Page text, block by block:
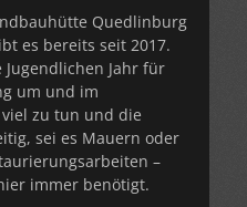
Quedlinburg
es bereits seit 2017.
Jahr für
um und im
zu tun und die
sei es Mauern oder
–
immer benötigt.